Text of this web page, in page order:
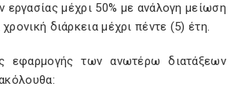
μέχρι 50% με ανάλογη μείωση
διάρκεια μέχρι πέντε (5) έτη.
εφαρμογής των ανωτέρω διατάξεων